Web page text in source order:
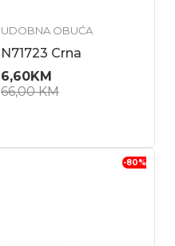
UDOBNA OBUĆA
N71723 Crna
6,60KM
66,00KM
-80%